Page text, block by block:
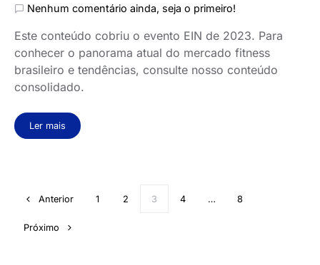
Nenhum comentário ainda, seja o primeiro!
Este conteúdo cobriu o evento EIN de 2023. Para
conhecer o panorama atual do mercado fitness
brasileiro e tendências, consulte nosso conteúdo
consolidado.
Ler mais
Anterior 1 2 3 4 … 8
Próximo